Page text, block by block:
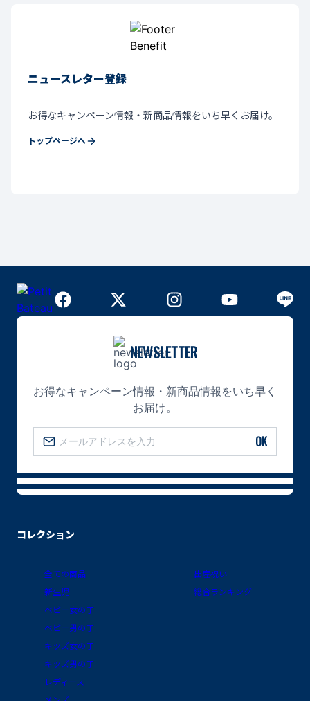
ニュースレター登録
お得なキャンペーン情報・新商品情報をいち早くお届け。
トップページへ
コレクション
全ての商品
新生児
ベビー女の子
ベビー男の子
キッズ女の子
キッズ男の子
レディース
出産祝い
総合ランキング
NEWSLETTER
お得なキャンペーン情報・新商品情報をいち早く
お届け。
OK